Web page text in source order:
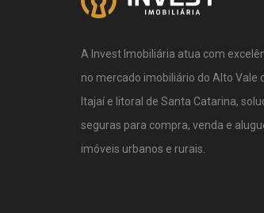
A Invest Imobiliária atua com
no mercado imobiliário do Alto Vale
Itajaí e litoral de Santa Catarina,
seguras para compra, venda e
imóveis urbanos e rurais.